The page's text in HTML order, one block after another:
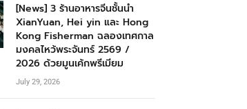
[News] 3 ร้านอาหารจีนชั้นนำ
XianYuan, Hei yin และ Hong
Kong Fisherman ฉลองเทศกาล
มงคลไหว้พระจันทร์ 2569 /
2026 ด้วยมูนเค้กพรีเมียม
July 29, 2026